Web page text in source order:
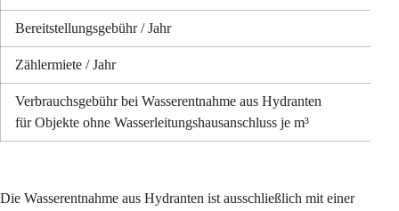
Bereitstellungsgebühr / Jahr
Zählermiete / Jahr
Verbrauchsgebühr bei Wasserentnahme aus Hydranten
für Objekte ohne Wasserleitungshausanschluss je m³
Die Wasserentnahme aus Hydranten ist ausschließlich mit einer